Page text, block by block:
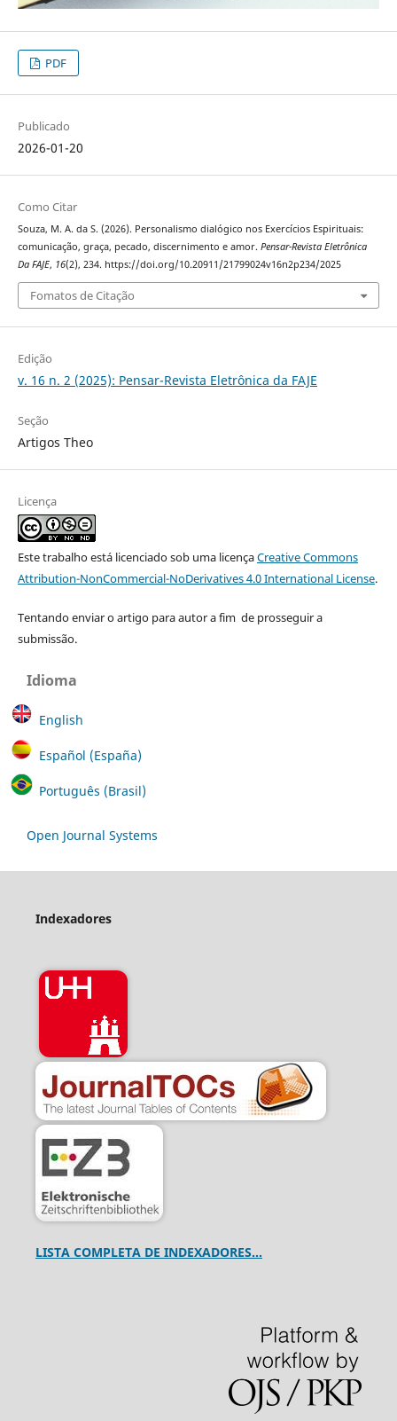
PDF
Publicado
2026-01-20
Como Citar
Souza, M. A. da S. (2026). Personalismo dialógico nos Exercícios Espirituais:
comunicação, graça, pecado, discernimento e amor. Pensar-Revista Eletrônica
Da FAJE, 16(2), 234. https://doi.org/10.20911/21799024v16n2p234/2025
Fomatos de Citação
Edição
v. 16 n. 2 (2025): Pensar-Revista Eletrônica da FAJE
Seção
Artigos Theo
Licença
Este trabalho está licenciado sob uma licençaCreative Commons
Attribution-NonCommercial-NoDerivatives 4.0 International License.
Tentando enviar o artigo para autor a fim de prosseguir a
submissão.
Idioma
English
Español (España)
Português (Brasil)
Open Journal Systems
Indexadores
LISTA COMPLETA DE INDEXADORES...